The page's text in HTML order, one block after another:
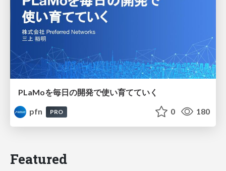
PLaMoを毎日の開発で使い育てていく
pfn
PRO 0 180
Featured